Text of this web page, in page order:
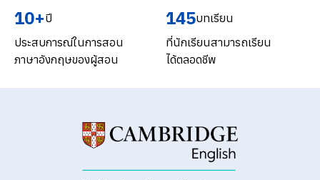
10+ปี
ประสบการณ์ในการสอน
ภาษาอังกฤษของผู้สอน
145บทเรียน
ที่นักเรียนสามารถเรียน
ได้ตลอดชีพ